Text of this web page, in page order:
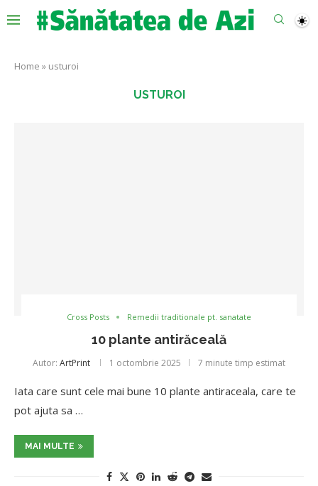
Home » usturoi
USTUROI
Cross Posts Remedii traditionale pt. sanatate
10 plante antirăceală
Autor: ArtPrint 1 octombrie 2025 7 minute timp estimat
Iata care sunt cele mai bune 10 plante antiraceala, care te
pot ajuta sa …
MAI MULTE